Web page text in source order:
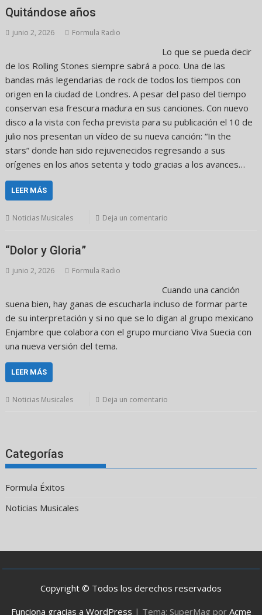
Quitándose años
junio 2, 2026 Formula Radio
Lo que se pueda decir
de los Rolling Stones siempre sabrá a poco. Una de las
bandas más legendarias de rock de todos los tiempos con
origen en la ciudad de Londres. A pesar del paso del tiempo
conservan esa frescura madura en sus canciones. Con nuevo
disco a la vista con fecha prevista para su publicación el 10 de
julio nos presentan un vídeo de su nueva canción: “In the
stars” donde han sido rejuvenecidos regresando a sus
orígenes en los años setenta y todo gracias a los avances…
LEER MÁS
Noticias Musicales Deja un comentario
“Dolor y Gloria”
junio 2, 2026 Formula Radio
Cuando una canción
suena bien, hay ganas de escucharla incluso de formar parte
de su interpretación y si no que se lo digan al grupo mexicano
Enjambre que colabora con el grupo murciano Viva Suecia con
una nueva versión del tema.
LEER MÁS
Noticias Musicales Deja un comentario
Categorías
Formula Éxitos
Noticias Musicales
Copyright © Todos los derechos reservados
Funciona gracias a WordPress | Tema: SuperMag por Acme